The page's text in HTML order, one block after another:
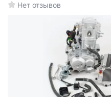
Нет отзывов